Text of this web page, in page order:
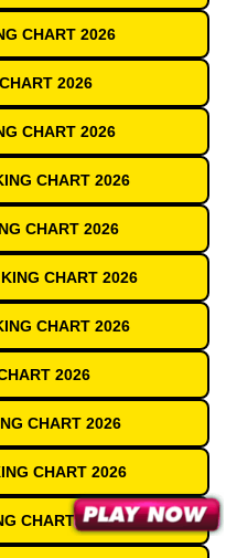
CHART 2026
2026
CHART 2026
CHART 2026
CHART 2026
CHART 2026
CHART 2026
2026
CHART 2026
CHART 2026
CHART 2026